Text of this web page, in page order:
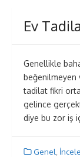
Ev
Genellikle
beğenilmeyen
tadilat fikri
gelince
diye bu zor iş
Genel